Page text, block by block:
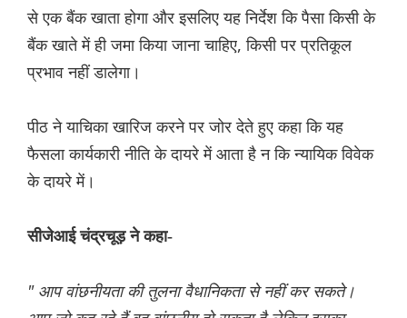
से एक बैंक खाता होगा और इसलिए यह निर्देश कि पैसा किसी के
बैंक खाते में ही जमा किया जाना चाहिए, किसी पर प्रतिकूल
प्रभाव नहीं डालेगा।
पीठ ने याचिका खारिज करने पर जोर देते हुए कहा कि यह
फैसला कार्यकारी नीति के दायरे में आता है न कि न्यायिक विवेक
के दायरे में।
सीजेआई चंद्रचूड़ ने कहा-
" आप वांछनीयता की तुलना वैधानिकता से नहीं कर सकते।